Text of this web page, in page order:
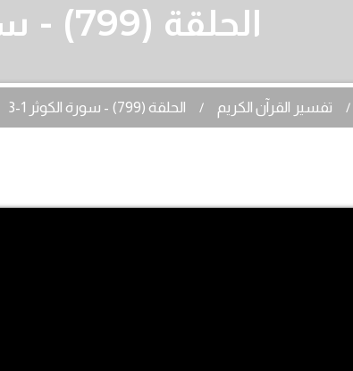
الحلقة (799) - سورة الكوثر 1-3
تفسير القرآن الكريم الحلقة (799) - سورة الكوثر 1-3